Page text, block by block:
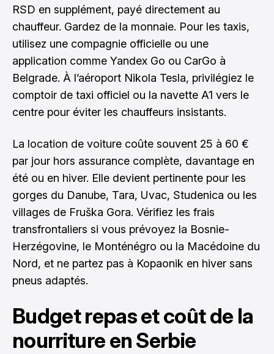
RSD en supplément, payé directement au
chauffeur. Gardez de la monnaie. Pour les taxis,
utilisez une compagnie officielle ou une
application comme Yandex Go ou CarGo à
Belgrade. À l’aéroport Nikola Tesla, privilégiez le
comptoir de taxi officiel ou la navette A1 vers le
centre pour éviter les chauffeurs insistants.
La location de voiture coûte souvent 25 à 60 €
par jour hors assurance complète, davantage en
été ou en hiver. Elle devient pertinente pour les
gorges du Danube, Tara, Uvac, Studenica ou les
villages de Fruška Gora. Vérifiez les frais
transfrontaliers si vous prévoyez la Bosnie-
Herzégovine, le Monténégro ou la Macédoine du
Nord, et ne partez pas à Kopaonik en hiver sans
pneus adaptés.
Budget repas et coût de la
nourriture en Serbie